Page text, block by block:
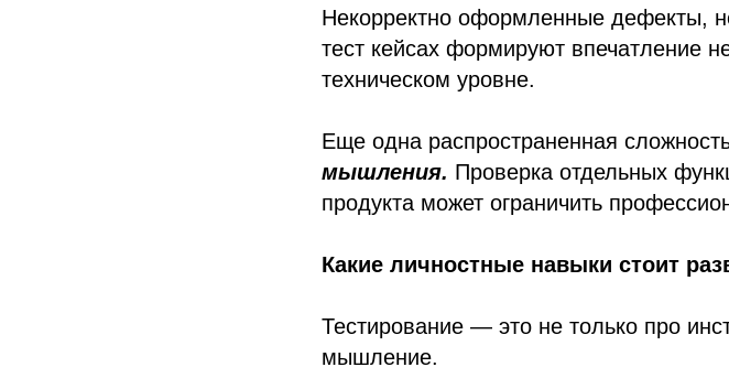
Некорректно оформленные дефекты,
тест кейсах формируют впечатление
техническом уровне.
Еще одна распространенная
мышления. Проверка отдельных
продукта может ограничить
Какие личностные навыки стоит
Тестирование — это не только про
мышление.